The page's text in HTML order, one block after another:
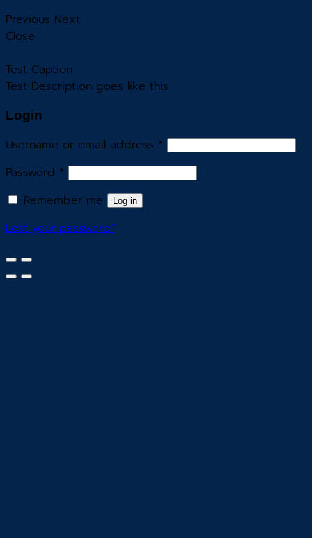
Previous Next
Close
Test Caption
Test Description goes like this
Login
Username or email address *
Password *
Remember me
Log in
Lost your password?